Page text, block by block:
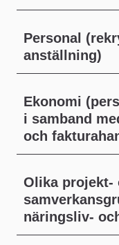
Personal
anställning)
Ekonomi
i samband
och
Olika projekt-
näringsliv-